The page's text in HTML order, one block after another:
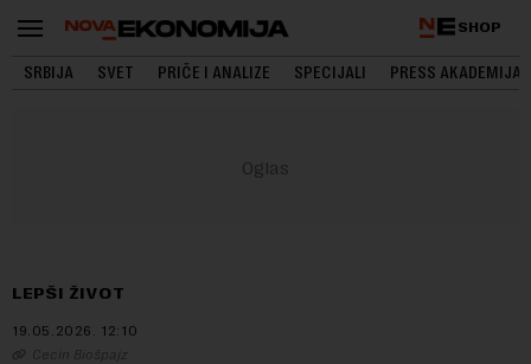
SHOP
SRBIJA SVET PRIČE I ANALIZE SPECIJALI PRESS AKADEMIJA
LEPŠI ŽIVOT
19.05.2026. 12:10
Cecin Biošpajz